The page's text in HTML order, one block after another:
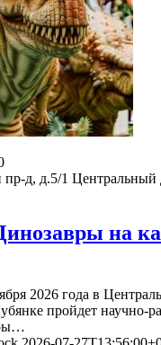
д, д.5/1 Центральный
на
2026 года в
пройдет научно-